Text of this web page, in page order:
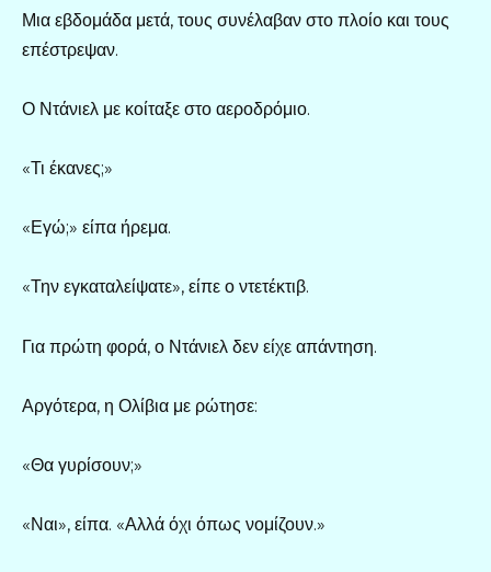
Μια εβδομάδα μετά, τους συνέλαβαν στο πλοίο και τους
επέστρεψαν.
Ο Ντάνιελ με κοίταξε στο αεροδρόμιο.
«Τι έκανες;»
«Εγώ;» είπα ήρεμα.
«Την εγκαταλείψατε», είπε ο ντετέκτιβ.
Για πρώτη φορά, ο Ντάνιελ δεν είχε απάντηση.
Αργότερα, η Ολίβια με ρώτησε:
«Θα γυρίσουν;»
«Ναι», είπα. «Αλλά όχι όπως νομίζουν.»